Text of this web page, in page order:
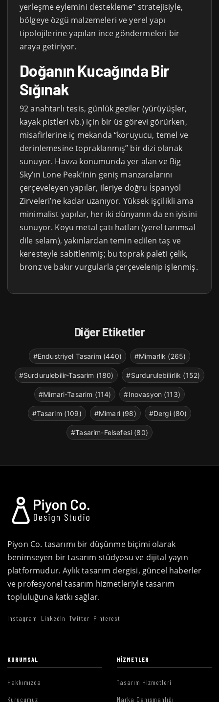
yerleşme eylemini destekleme” stratejisiyle,
bölgeye özgü malzemeleri ve yerel yapı
tipolojilerine yapılan ince göndermeleri bir
araya getiriyor.
Doğanın Kucağında Bir
Sığınak
92 anahtarlı tesis, günlük geziler (yürüyüşler,
kayak pistleri vb.) için bir üs görevi görürken,
misafirlerine iç mekanda “koruyucu, temel ve
derinlemesine topraklanmış” bir dizi olanak
sunuyor. Havza konumunda yer alan ve Big
Sky’ın Lone Peak’inin geniş manzaralarını
çerçeveleyen yapılar, ileriye doğru İspanyol
Zirveleri’ne kadar uzanıyor. Yüksek işçilikli ama
minimalist yapılar, her iki dünyanın da en iyisini
sunuyor. Koyu metal çatı hatları (yerel tarımsal
dile selam), yakınlardan temin edilen taş ve
keresteyle sabitlenmiş; bu toprak paleti çelik,
bronz ve bakır vurgularla çerçevelenip işlenmiş.
Diğer Etiketler
#Endustriyel Tasarim (440) #Mimarlik (265)
#Surdurulebilir-Tasarim (180) #Surdurulebilirlik (152)
#Mimari-Tasarim (114) #Inovasyon (113)
#Tasarim (109) #Mimari (98) #Dergi (80)
#Tasarim-Felsefesi (80)
Piyon Co. tasarımı bir düşünme biçimi olarak
benimseyen bir tasarım stüdyosu ve dijital yayın
platformudur. Aylık tasarım dergisi, güncel haberler
ve profesyonel tasarım hizmetleriyle tasarım
topluluğuna katkı sağlar.
Instagram LinkedIn Twitter Pinterest
KURUMSAL
Hakkımızda
Kurucumuz
HIZMETLER
Tasarım Hizmetleri
Marka Danışmanlığı